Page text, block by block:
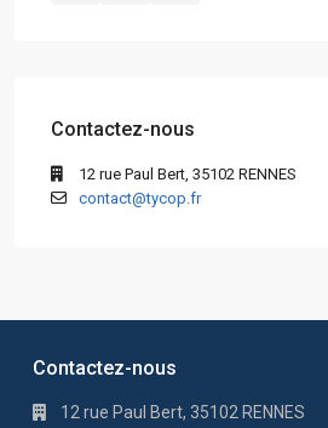
Contactez-nous
12 rue Paul Bert, 35102 RENNES
contact@tycop.fr
Contactez-nous
12 rue Paul Bert, 35102 RENNES